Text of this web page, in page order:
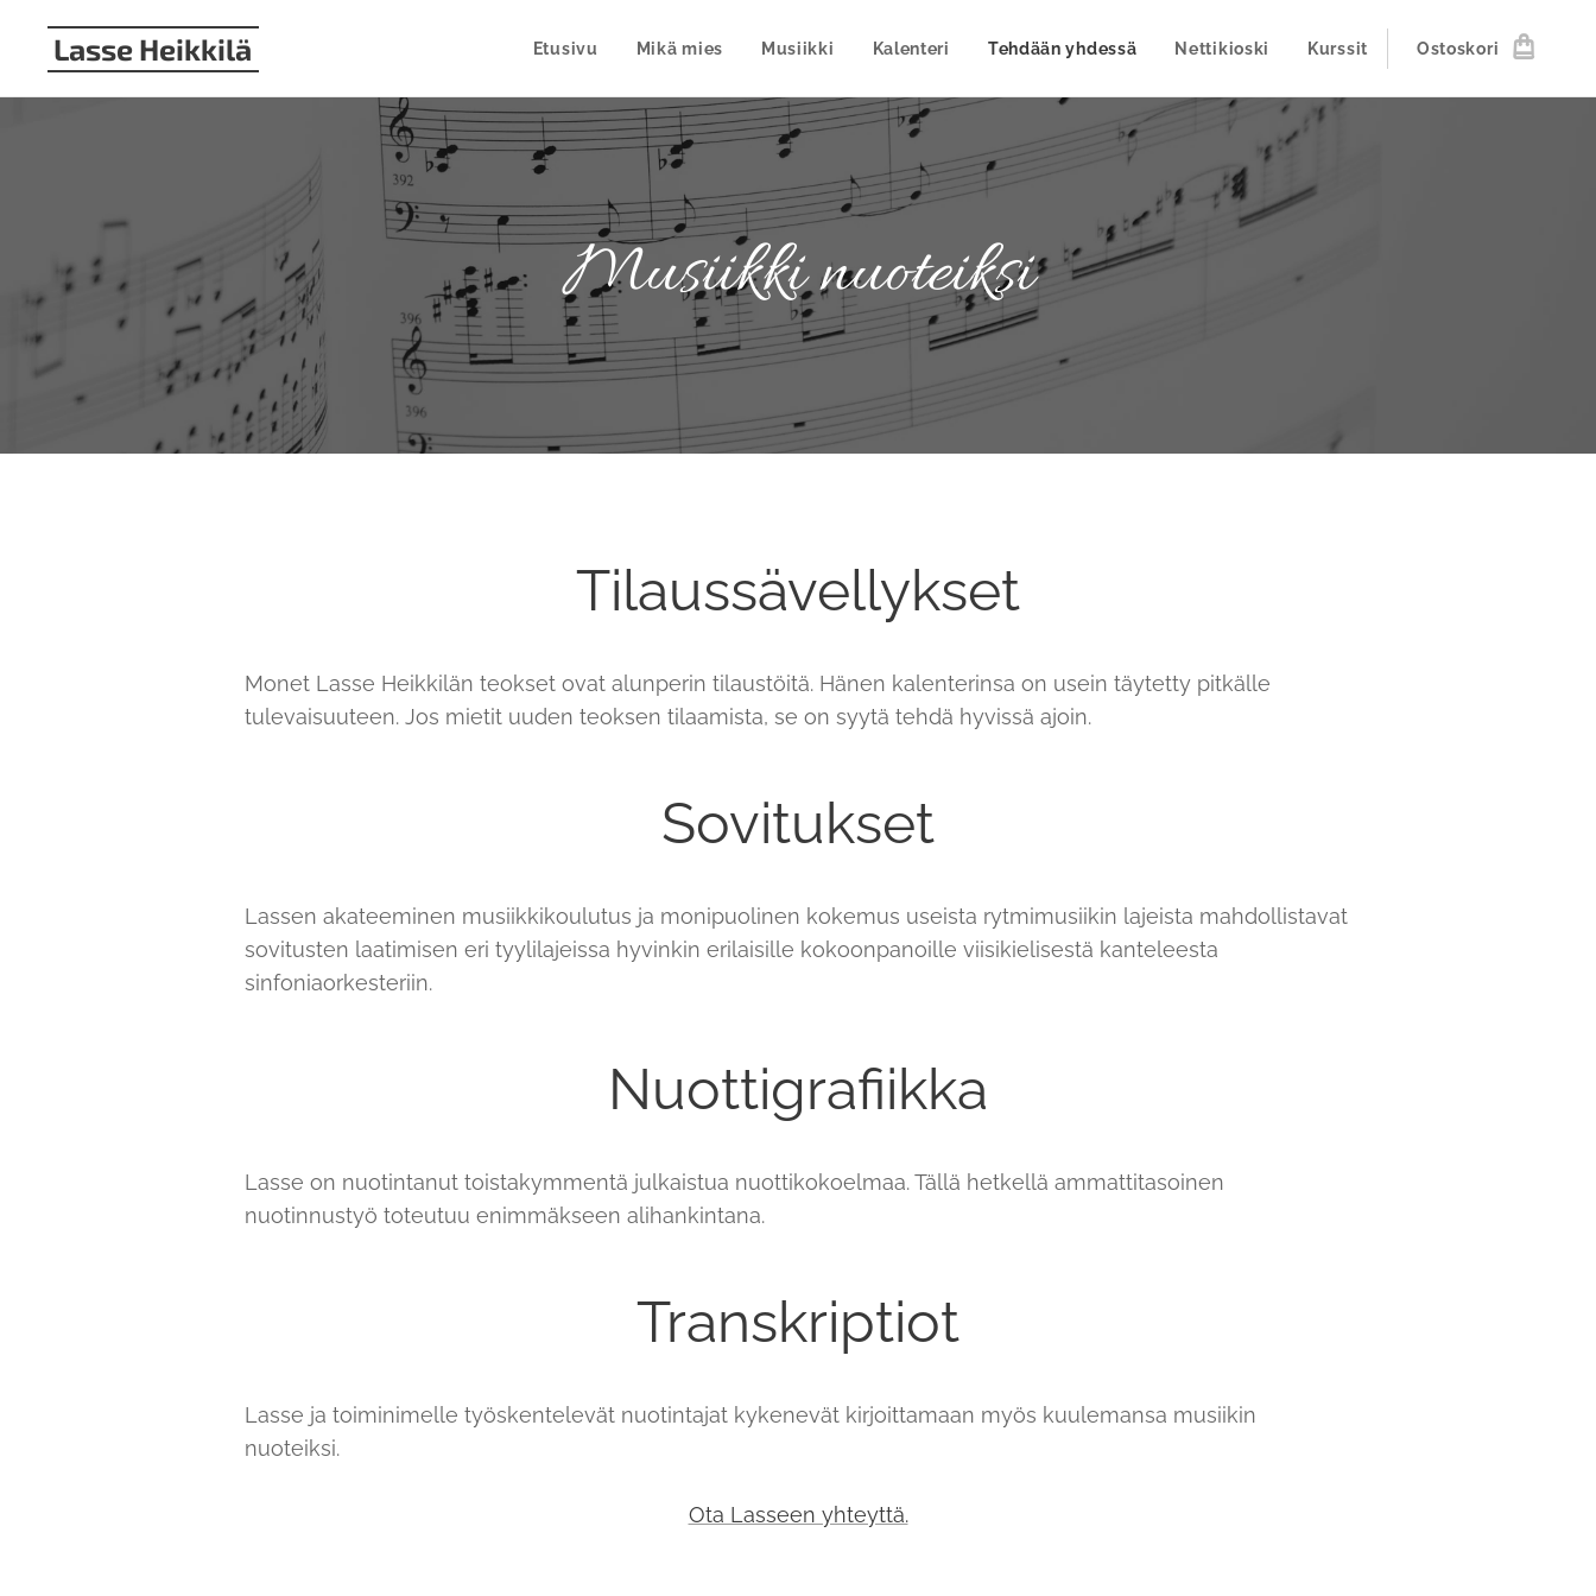
Lasse Heikkilä Etusivu Mikä mies Musiikki Kalenteri Tehdään yhdessä Nettikioski Kurssit Ostoskori
Musiikki nuoteiksi
Tilaussävellykset
Monet Lasse Heikkilän teokset ovat alunperin tilaustöitä. Hänen kalenterinsa on usein täytetty pitkälle
tulevaisuuteen. Jos mietit uuden teoksen tilaamista, se on syytä tehdä hyvissä ajoin.
Sovitukset
Lassen akateeminen musiikkikoulutus ja monipuolinen kokemus useista rytmimusiikin lajeista mahdollistavat
sovitusten laatimisen eri tyylilajeissa hyvinkin erilaisille kokoonpanoille viisikielisestä kanteleesta
sinfoniaorkesteriin.
Nuottigrafiikka
Lasse on nuotintanut toistakymmentä julkaistua nuottikokoelmaa. Tällä hetkellä ammattitasoinen
nuotinnustyö toteutuu enimmäkseen alihankintana.
Transkriptiot
Lasse ja toiminimelle työskentelevät nuotintajat kykenevät kirjoittamaan myös kuulemansa musiikin
nuoteiksi.
Ota Lasseen yhteyttä.